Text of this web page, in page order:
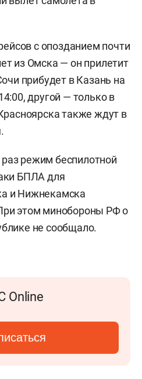
с опозданием почти
из Омска — он прилетит
прибудет в Казань на
другой — только в
также ждут в
режим беспилотной
БПЛА для
и Нижнекамска
этом минобороны РФ о
не сообщало.
Online